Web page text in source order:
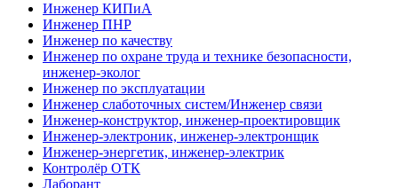
Инженер КИПиА
Инженер ПНР
Инженер по качеству
Инженер по охране труда и технике безопасности,
инженер-эколог
Инженер по эксплуатации
Инженер слаботочных систем/Инженер связи
Инженер-конструктор, инженер-проектировщик
Инженер-электроник, инженер-электронщик
Инженер-энергетик, инженер-электрик
Контролёр ОТК
Лаборант